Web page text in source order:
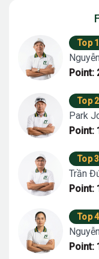
Top 1
Point:
Top 2
Park
Point:
Top 3
Trần
Point:
Top 4
Point: